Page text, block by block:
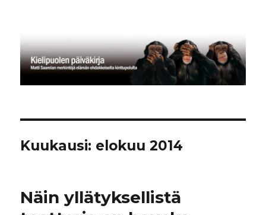
Kuukausi: elokuu 2014
Näin yllätyksellistä